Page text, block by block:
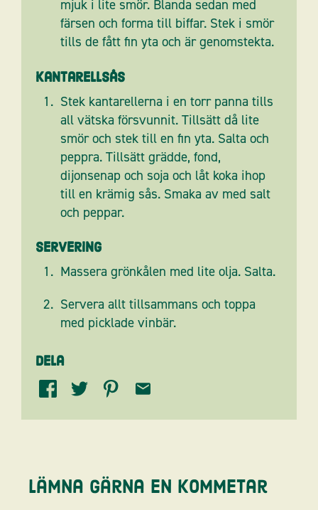
mjuk i lite smör. Blanda sedan med
färsen och forma till biffar. Stek i smör
tills de fått fin yta och är genomstekta.
Kantarellsås
Stek kantarellerna i en torr panna tills
all vätska försvunnit. Tillsätt då lite
smör och stek till en fin yta. Salta och
peppra. Tillsätt grädde, fond,
dijonsenap och soja och låt koka ihop
till en krämig sås. Smaka av med salt
och peppar.
Servering
Massera grönkålen med lite olja. Salta.
Servera allt tillsammans och toppa
med picklade vinbär.
Dela
Lämna gärna en kommetar